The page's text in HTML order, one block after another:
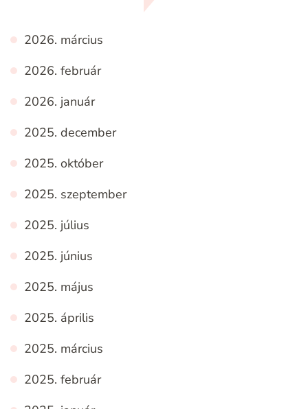
2026. március
2026. február
2026. január
2025. december
2025. október
2025. szeptember
2025. július
2025. június
2025. május
2025. április
2025. március
2025. február